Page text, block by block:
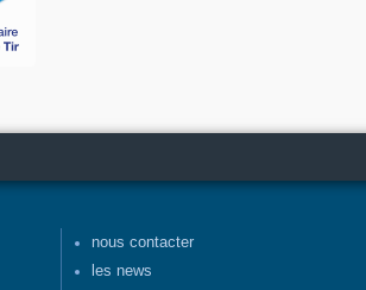
nous contacter
les news